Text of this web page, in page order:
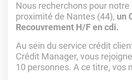
Nous recherchons pour notre
proximité de Nantes (44), un
Recouvrement H/F en cdi.
Au sein du service crédit
Crédit Manager, vous
10 personnes. A ce titre, vos